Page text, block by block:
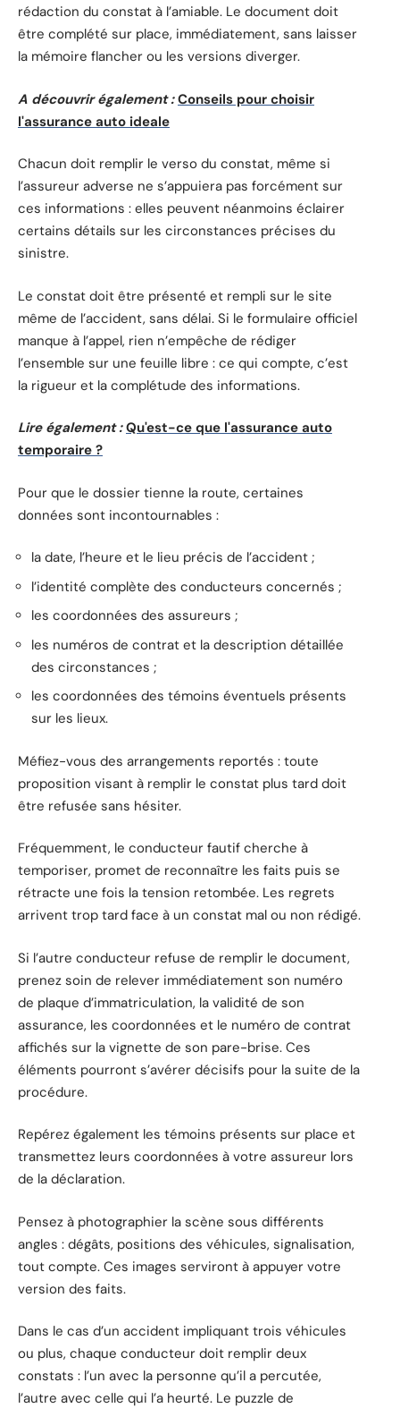
rédaction du constat à l’amiable. Le document doit
être complété sur place, immédiatement, sans laisser
la mémoire flancher ou les versions diverger.
A découvrir également : Conseils pour choisir
l'assurance auto ideale
Chacun doit remplir le verso du constat, même si
l’assureur adverse ne s’appuiera pas forcément sur
ces informations : elles peuvent néanmoins éclairer
certains détails sur les circonstances précises du
sinistre.
Le constat doit être présenté et rempli sur le site
même de l’accident, sans délai. Si le formulaire officiel
manque à l’appel, rien n’empêche de rédiger
l’ensemble sur une feuille libre : ce qui compte, c’est
la rigueur et la complétude des informations.
Lire également : Qu'est-ce que l'assurance auto
temporaire ?
Pour que le dossier tienne la route, certaines
données sont incontournables :
la date, l’heure et le lieu précis de l’accident ;
l’identité complète des conducteurs concernés ;
les coordonnées des assureurs ;
les numéros de contrat et la description détaillée
des circonstances ;
les coordonnées des témoins éventuels présents
sur les lieux.
Méfiez-vous des arrangements reportés : toute
proposition visant à remplir le constat plus tard doit
être refusée sans hésiter.
Fréquemment, le conducteur fautif cherche à
temporiser, promet de reconnaître les faits puis se
rétracte une fois la tension retombée. Les regrets
arrivent trop tard face à un constat mal ou non rédigé.
Si l’autre conducteur refuse de remplir le document,
prenez soin de relever immédiatement son numéro
de plaque d’immatriculation, la validité de son
assurance, les coordonnées et le numéro de contrat
affichés sur la vignette de son pare-brise. Ces
éléments pourront s’avérer décisifs pour la suite de la
procédure.
Repérez également les témoins présents sur place et
transmettez leurs coordonnées à votre assureur lors
de la déclaration.
Pensez à photographier la scène sous différents
angles : dégâts, positions des véhicules, signalisation,
tout compte. Ces images serviront à appuyer votre
version des faits.
Dans le cas d’un accident impliquant trois véhicules
ou plus, chaque conducteur doit remplir deux
constats : l’un avec la personne qu’il a percutée,
l’autre avec celle qui l’a heurté. Le puzzle de